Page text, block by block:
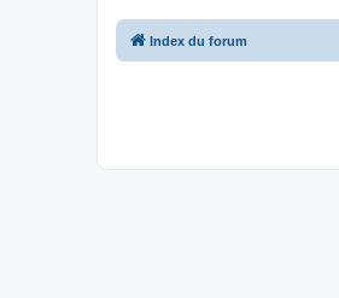
Index du forum